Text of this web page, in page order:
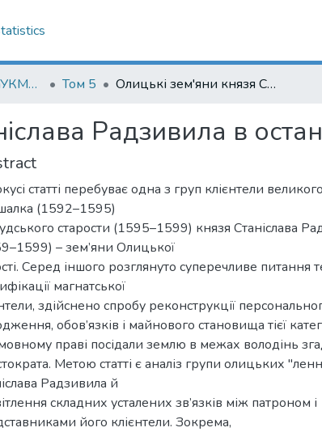
Наукові записки НаУКМА. Історичні науки Том 5 Олицькі зем'яни князя Станіслава Радзивила в останній третині XVI ст.
Радзивила в
статті перебуває одна з груп клієнтели
(1592–1595)
старости (1595–1599) князя Станіслава
– зем’яни Олицької
Серед іншого розглянуто суперечливе питання
магнатської
здійснено спробу реконструкції
обов’язків і майнового становища тієї
праві посідали землю в межах володінь
Метою статті є аналіз групи олицьких
Радзивила й
складних усталених зв’язків між патроном і
його клієнтели. Зокрема,